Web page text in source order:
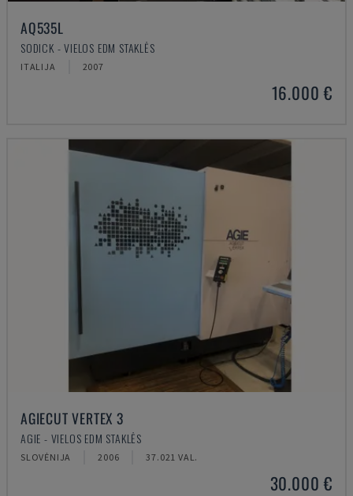
AQ535L
SODICK - VIELOS EDM STAKLĖS
ITALIJA 2007
16.000 €
AGIECUT VERTEX 3
AGIE - VIELOS EDM STAKLĖS
SLOVĖNIJA 2006 37.021 VAL.
30.000 €